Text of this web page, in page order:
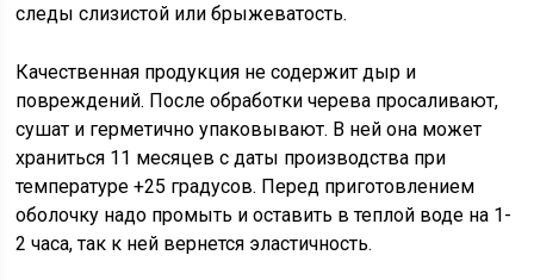
следы слизистой или брыжеватость.
Качественная продукция не содержит дыр и
повреждений. После обработки черева просаливают,
сушат и герметично упаковывают. В ней она может
храниться 11 месяцев с даты производства при
температуре +25 градусов. Перед приготовлением
оболочку надо промыть и оставить в теплой воде на 1-
2 часа, так к ней вернется эластичность.